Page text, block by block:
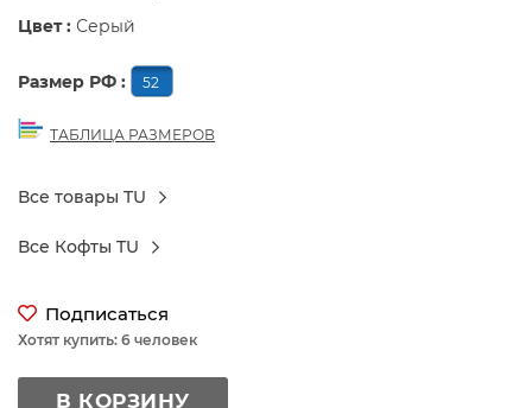
Цвет : Серый
Размер РФ : 52
ТАБЛИЦА РАЗМЕРОВ
Все товары TU
Все Кофты TU
Подписаться
Хотят купить: 6 человек
В КОРЗИНУ